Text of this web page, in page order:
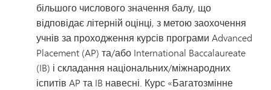
більшого числового значення балу, що
відповідає літерній оцінці, з метою заохочення
учнів за проходження курсів програми Advanced
Placement (AP) та/або International Baccalaureate
(IB) і складання національних/міжнародних
іспитів AP та IB навесні. Курс «Багатозмінне